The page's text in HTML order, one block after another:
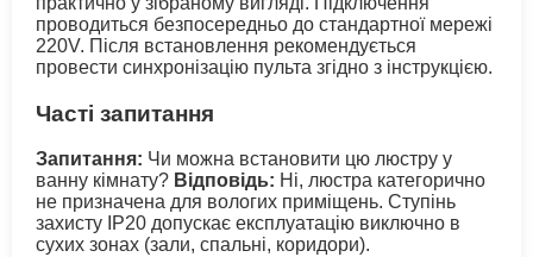
проводиться безпосередньо до стандартної мережі
220V. Після встановлення рекомендується
провести синхронізацію пульта згідно з інструкцією.
Часті запитання
Запитання: Чи можна встановити цю люстру у
ванну кімнату? Відповідь: Ні, люстра категорично
не призначена для вологих приміщень. Ступінь
захисту IP20 допускає експлуатацію виключно в
сухих зонах (зали, спальні, коридори).